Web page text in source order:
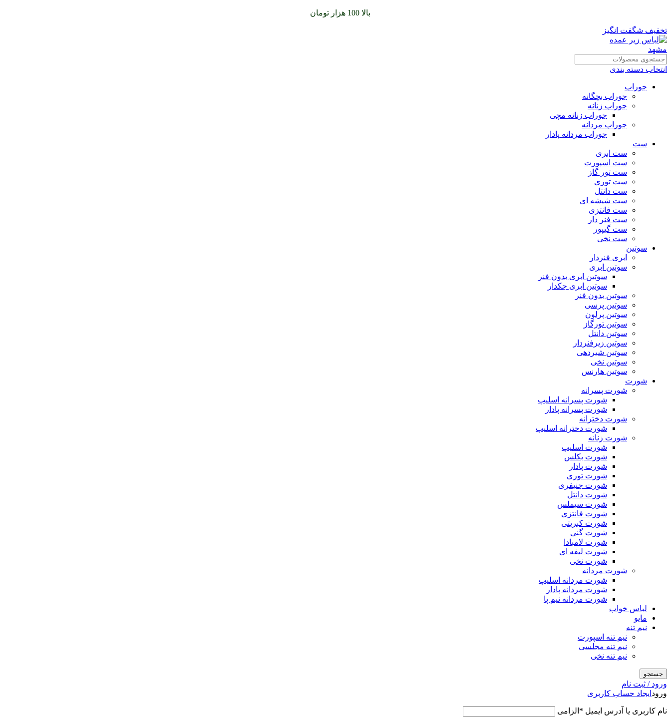
بالا 100 هزار تومان
تخفیف شگفت انگیز
انتخاب دسته بندی
جوراب
جوراب بچگانه
جوراب زنانه
جوراب زنانه مچی
جوراب مردانه
جوراب مردانه پادار
ست
ست ابری
ست اسپورت
ست تور گاز
ست توری
ست دانتل
ست شیشه ای
ست فانتزی
ست فنر دار
ست گیپور
ست نخی
سوتین
ابری فنردار
سوتین ابری
سوتین ابری بدون فنر
سوتین ابری جکدار
سوتین بدون فنر
سوتین پرسی
سوتین پرلون
سوتین تورگاز
سوتین دانتل
سوتین زیرفنردار
سوتین شیردهی
سوتین نخی
سوتین هارنس
شورت
شورت پسرانه
شورت پسرانه اسلیپ
شورت پسرانه پادار
شورت دخترانه
شورت دخترانه اسلیپ
شورت زنانه
شورت اسلیپ
شورت بکلس
شورت پادار
شورت توری
شورت جنیفری
شورت دانتل
شورت سیملس
شورت فانتزی
شورت کبریتی
شورت گنی
شورت لامبادا
شورت لیفه ای
شورت نخی
شورت مردانه
شورت مردانه اسلیپ
شورت مردانه پادار
شورت مردانه نیم پا
لباس خواب
مایو
نیم تنه
نیم تنه اسپورت
نیم تنه مجلسی
نیم تنه نخی
جستجو
ورود / ثبت نام
ورود ایجاد حساب کاربری
نام کاربری یا آدرس ایمیل * الزامی